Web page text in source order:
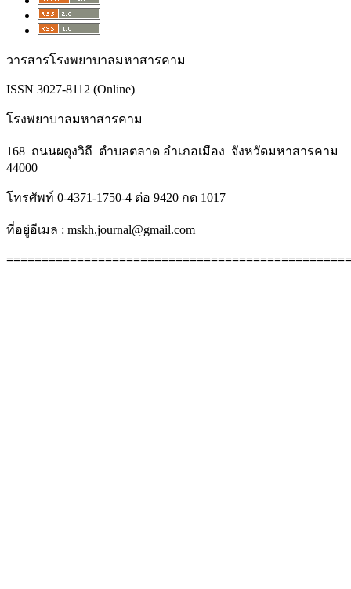
วารสารโรงพยาบาลมหาสารคาม
ISSN 3027-8112 (Online)
โรงพยาบาลมหาสารคาม
168 ถนนผดุงวิถี ตำบลตลาด อำเภอเมือง จังหวัดมหาสารคาม
44000
โทรศัพท์ 0-4371-1750-4 ต่อ 9420 กด 1017
ที่อยู่อีเมล : mskh.journal@gmail.com